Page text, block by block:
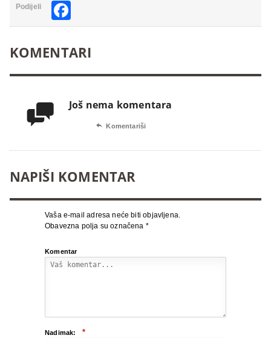
Podijeli
KOMENTARI
 Još nema komentara
 Komentariši
NAPIŠI KOMENTAR
Vaša e-mail adresa neće biti objavljena.
Obavezna polja su označena *
Komentar
Nadimak: *